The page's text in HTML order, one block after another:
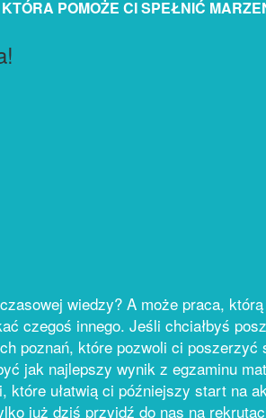
POMOŻE CI SPEŁNIĆ
wiedzy? A może praca,
czegoś innego. Jeśli chciałbyś
poznań, które pozwoli ci
jak najlepszy wynik z egzaminu
ułatwią ci późniejszy start na
już dziś przyjdź do nas na